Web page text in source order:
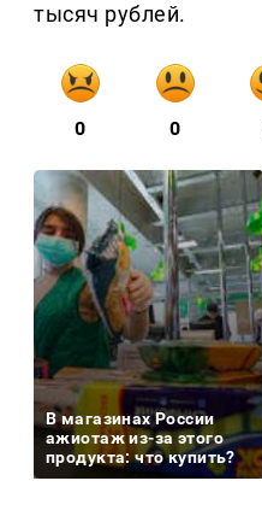
тысяч рублей.
0 0
В магазинах России
ажиотаж из-за этого
продукта: что купить?